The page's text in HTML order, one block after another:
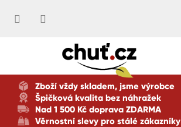
Zboží vždy skladem, jsme výrobce
Špičková kvalita bez náhražek
Nad 1 500 Kč doprava ZDARMA
Věrnostní slevy pro stálé zákazníky